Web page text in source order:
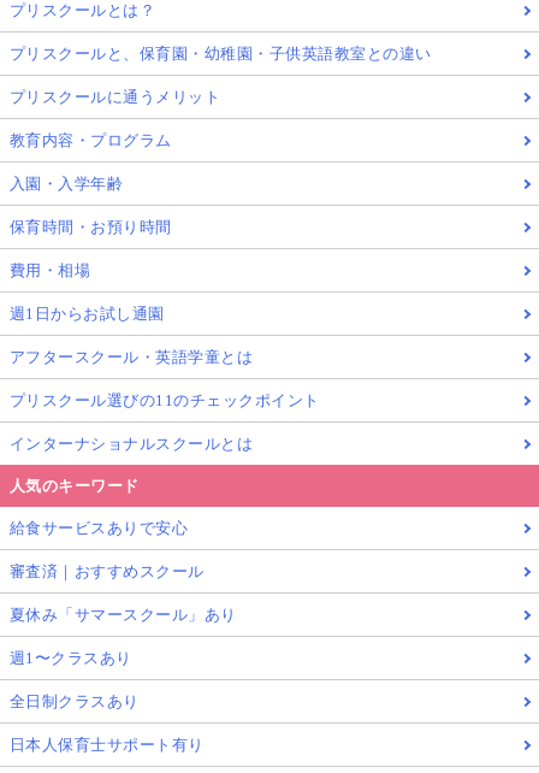
プリスクールとは？
プリスクールと、保育園・幼稚園・子供英語教室との違い
プリスクールに通うメリット
教育内容・プログラム
入園・入学年齢
保育時間・お預り時間
費用・相場
週1日からお試し通園
アフタースクール・英語学童とは
プリスクール選びの11のチェックポイント
インターナショナルスクールとは
人気のキーワード
給食サービスありで安心
審査済｜おすすめスクール
夏休み「サマースクール」あり
週1〜クラスあり
全日制クラスあり
日本人保育士サポート有り